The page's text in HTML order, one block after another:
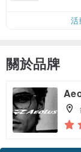
活
關於品牌